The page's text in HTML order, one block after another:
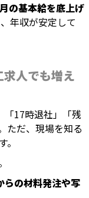
の基本給を底上げ
年収が安定して
人でも増え
「17時退社」「残
ただ、現場を知る
らの材料発注や写